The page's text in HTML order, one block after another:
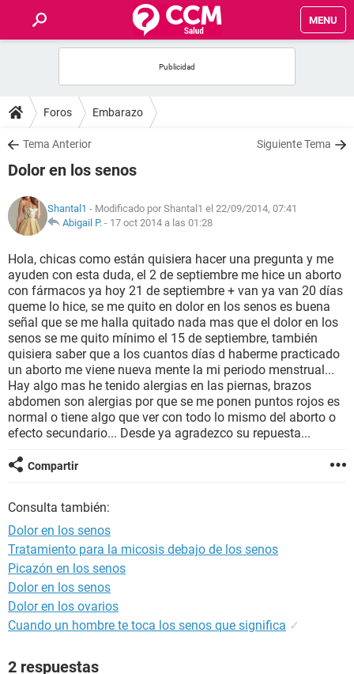
MENU
FOROS
SALUD
NUTRICIÓN
BIENESTAR
SEXUALIDAD
GLOSARIO
Foros Embarazo
Tema Anterior Siguiente Tema
Dolor en los senos
Shantal1 - Modificado por Shantal1 el 22/09/2014, 07:41
Abigail P. - 17 oct 2014 a las 01:28
Hola, chicas como están quisiera hacer una pregunta y me
ayuden con esta duda, el 2 de septiembre me hice un aborto
con fármacos ya hoy 21 de septiembre + van ya van 20 días
queme lo hice, se me quito en dolor en los senos es buena
señal que se me halla quitado nada mas que el dolor en los
senos se me quito mínimo el 15 de septiembre, también
quisiera saber que a los cuantos días d haberme practicado
un aborto me viene nueva mente la mi periodo menstrual...
Hay algo mas he tenido alergias en las piernas, brazos
abdomen son alergias por que se me ponen puntos rojos es
normal o tiene algo que ver con todo lo mismo del aborto o
efecto secundario... Desde ya agradezco su repuesta...
Compartir
Consulta también:
Dolor en los senos
Tratamiento para la micosis debajo de los senos
Picazón en los senos
Dolor en los senos
Dolor en los ovarios
Cuando un hombre te toca los senos que significa ✓
2 respuestas